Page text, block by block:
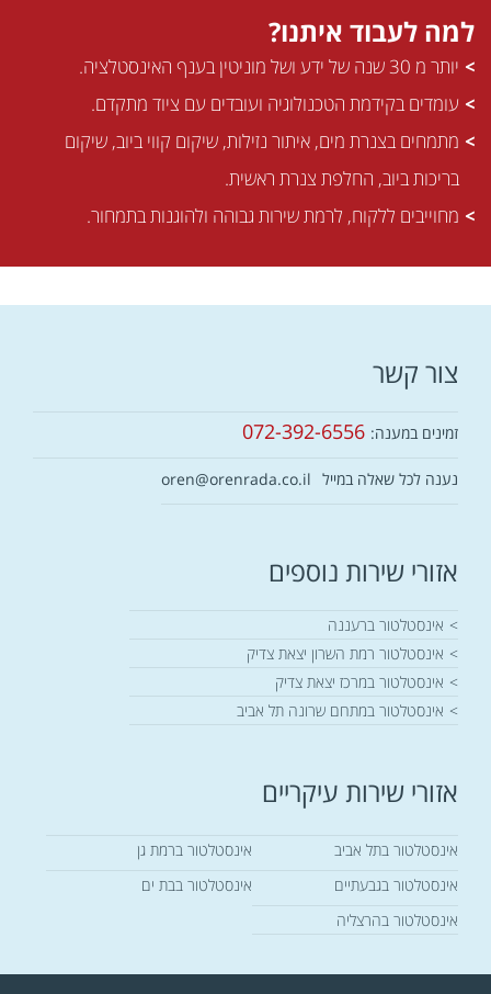
חוויות לא נעימות עם
אינסטלטורים אחרים.
ליגה אחרת. הוא
מקצוען אמיתי
שמגיע בזמן, מאתר
את הבעיה במהירות,
ופותר אותה ביעילות
הוא לא רק מתקן –
חשוב לי, כי גם כשאני
סתימה, אני רוצה
טובות. המחירים שלו
לכסף.
אז אם אתם מחפשים
מקצועי, והכי חשוב –
ישר והגון, אל תחשבו
פעמיים. אורן רדה
הלב, נתי גולד.
למה לעבוד איתנו?
יותר מ 30 שנה של ידע ושל מוניטין בענף האינסטלציה.
עומדים בקידמת הטכנולוגיה ועובדים עם ציוד מתקדם.
מתמחים בצנרת מים, איתור נזילות, שיקום קווי ביוב, שיקום
בריכות ביוב, החלפת צנרת ראשית.
מחוייבים ללקוח, לרמת שירות גבוהה ולהוגנות בתמחור.
צור קשר
זמינים במענה: 072-392-6556
נענה לכל שאלה במייל oren@orenrada.co.il
אזורי שירות נוספים
אינסטלטור ברעננה
אינסטלטור רמת השרון יצאת צדיק
אינסטלטור במרכז יצאת צדיק
אינסטלטור במתחם שרונה תל אביב
אזורי שירות עיקריים
אינסטלטור בתל אביב
אינסטלטור ברמת גן
אינסטלטור בגבעתיים
אינסטלטור בבת ים
אינסטלטור בהרצליה